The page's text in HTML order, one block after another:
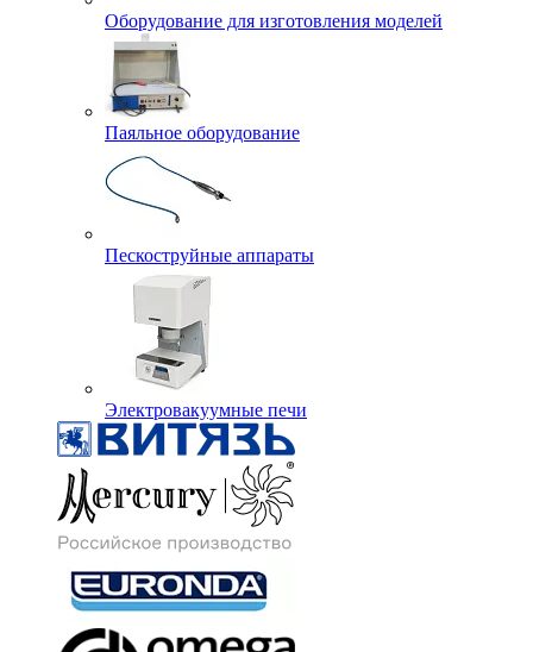
Оборудование для изготовления моделей
Паяльное оборудование
Пескоструйные аппараты
Электровакуумные печи